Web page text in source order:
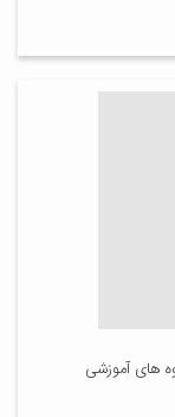
های آموزشی